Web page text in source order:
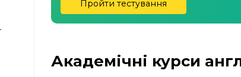
Пройти тестування
Академічні курси